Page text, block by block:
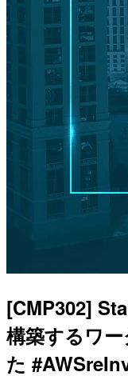
[CMP302]
構築するワ
た